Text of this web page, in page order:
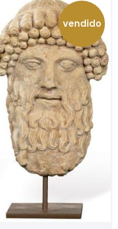
vendido